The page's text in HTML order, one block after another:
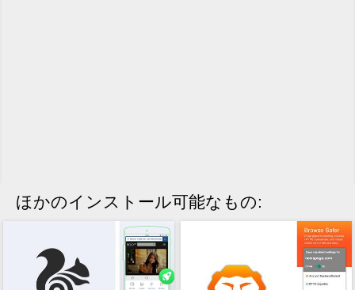
ほかのインストール可能なもの: